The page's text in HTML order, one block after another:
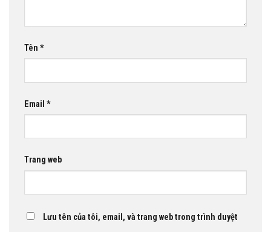
Tên *
Email *
Trang web
Lưu tên của tôi, email, và trang web trong trình duyệt